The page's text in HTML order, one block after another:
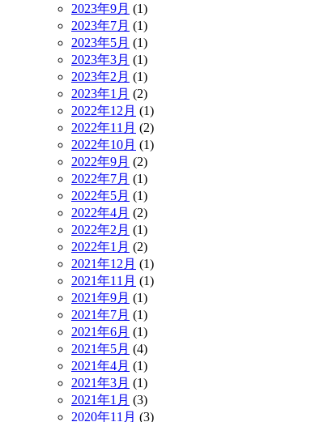
2023年9月 (1)
2023年7月 (1)
2023年5月 (1)
2023年3月 (1)
2023年2月 (1)
2023年1月 (2)
2022年12月 (1)
2022年11月 (2)
2022年10月 (1)
2022年9月 (2)
2022年7月 (1)
2022年5月 (1)
2022年4月 (2)
2022年2月 (1)
2022年1月 (2)
2021年12月 (1)
2021年11月 (1)
2021年9月 (1)
2021年7月 (1)
2021年6月 (1)
2021年5月 (4)
2021年4月 (1)
2021年3月 (1)
2021年1月 (3)
2020年11月 (3)